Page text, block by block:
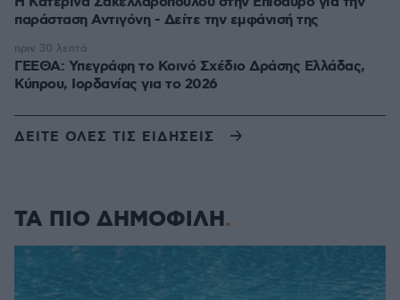
παράσταση Αντιγόνη - Δείτε την εμφάνισή της
ΓΕΕΘΑ: Υπεγράφη το Κοινό Σχέδιο Δράσης Ελλάδας,
Κύπρου, Ιορδανίας για το 2026
πριν 30 λεπτά
ΔΕΙΤΕ ΟΛΕΣ ΤΙΣ ΕΙΔΗΣΕΙΣ
ΤΑ ΠΙΟ ΔΗΜΟΦΙΛΗ